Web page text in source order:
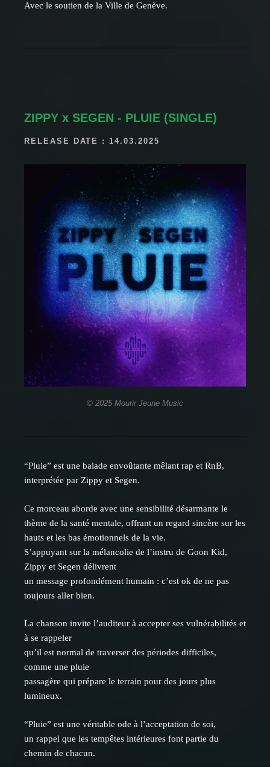
Avec le soutien de la Ville de Genève.
ZIPPY x SEGEN - PLUIE (SINGLE)
RELEASE DATE : 14.03.2025
© 2025 Mourir Jeune Music
“Pluie” est une balade envoûtante mêlant rap et RnB,
interprétée par Zippy et Segen.
Ce morceau aborde avec une sensibilité désarmante le
thème de la santé mentale, offrant un regard sincère sur les
hauts et les bas émotionnels de la vie.
S’appuyant sur la mélancolie de l’instru de Goon Kid,
Zippy et Segen délivrent
un message profondément humain : c’est ok de ne pas
toujours aller bien.
La chanson invite l’auditeur à accepter ses vulnérabilités et
à se rappeler
qu’il est normal de traverser des périodes difficiles,
comme une pluie
passagère qui prépare le terrain pour des jours plus
lumineux.
“Pluie” est une véritable ode à l’acceptation de soi,
un rappel que les tempêtes intérieures font partie du
chemin de chacun.